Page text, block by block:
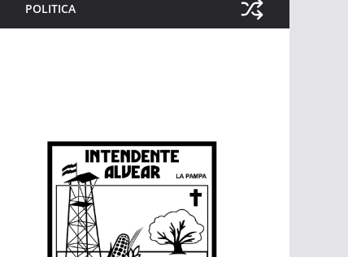
POLITICA